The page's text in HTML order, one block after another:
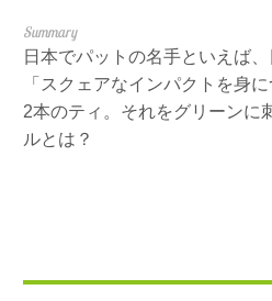
日本でパットの名手といえば
「スクェアなインパクトを身
2本のティ。それをグリーン
ルとは？